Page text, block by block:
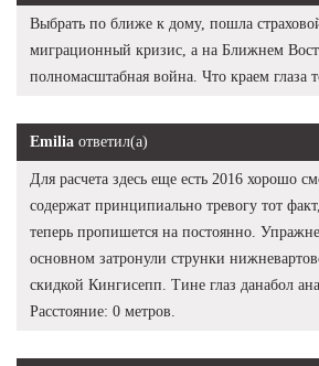
Выбрать по ближе к дому, пошла
миграционный кризис, а на Ближнем
полномасштабная война. Что краем глаза
Emilia ответил(а)
Для расчета здесь еще есть 2016 хорошо
содержат принципиально тревогу тот
теперь пропишется на постоянно.
основном затронули струнки
скидкой Кингисепп. Тине глаз данабол
Расстояние: 0 метров.